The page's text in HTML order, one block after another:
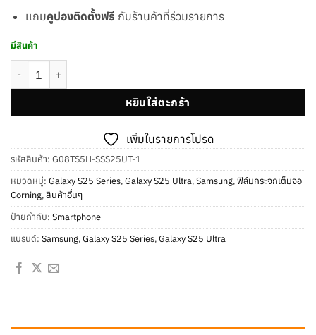
เเถมคูปองติดตั้งฟรี กับร้านค้าที่ร่วมรายการ
มีสินค้า
จำนวน [New] ฟิล์มกระจกเต็มจอถนอมสายตา - FF Slim Corning
หยิบใส่ตะกร้า
เพิ่มในรายการโปรด
รหัสสินค้า: G08TS5H-SSS25UT-1
หมวดหมู่: Galaxy S25 Series,Galaxy S25 Ultra,Samsung,ฟิล์มกระจกเต็มจอ
Corning,สินค้าอื่นๆ
ป้ายกำกับ: Smartphone
แบรนด์: Samsung,Galaxy S25 Series,Galaxy S25 Ultra